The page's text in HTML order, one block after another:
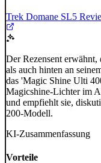
Trek Domane SL5
Der Rezensent
als auch hinten an
das 'Magic Shine Ulti
Magicshine-Lichter im
und empfiehlt sie,
200-Modell.
KI-Zusammenfassung
Vorteile